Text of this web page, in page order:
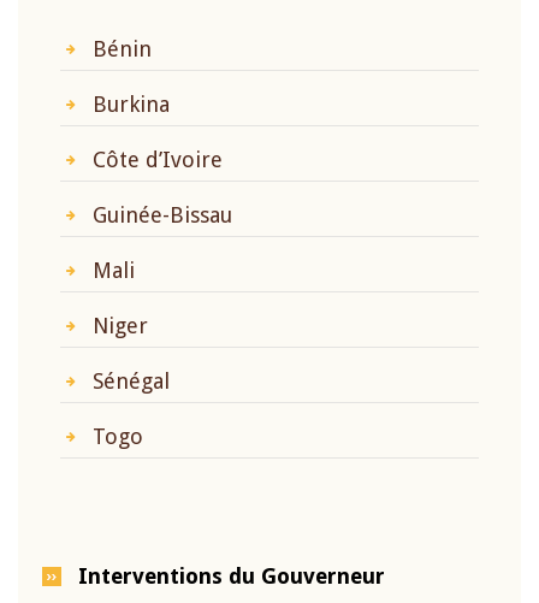
Bénin
Burkina
Côte d’Ivoire
Guinée-Bissau
Mali
Niger
Sénégal
Togo
Interventions du Gouverneur